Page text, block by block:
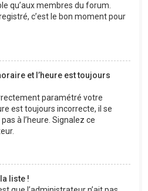
qu’aux membres du forum.
c’est le bon moment pour
et l’heure est toujours
paramétré votre
est toujours incorrecte, il se
à l’heure. Signalez ce
liste !